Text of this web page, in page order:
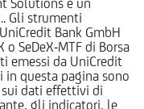
Gli strumenti
Bank GmbH
o SeDeX-MTF di Borsa
emessi da UniCredit
in questa pagina sono
dati effettivi di
gli indicatori, le